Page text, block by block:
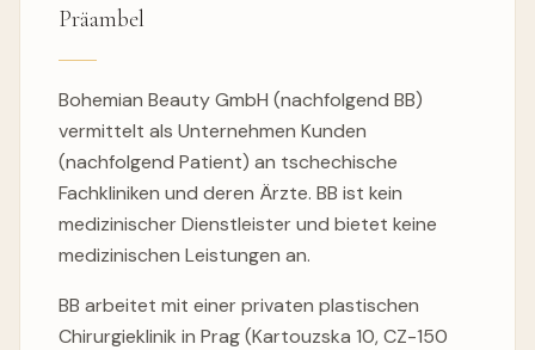
Präambel
Bohemian Beauty GmbH (nachfolgend BB)
vermittelt als Unternehmen Kunden
(nachfolgend Patient) an tschechische
Fachkliniken und deren Ärzte. BB ist kein
medizinischer Dienstleister und bietet keine
medizinischen Leistungen an.
BB arbeitet mit einer privaten plastischen
Chirurgieklinik in Prag (Kartouzska 10, CZ-150